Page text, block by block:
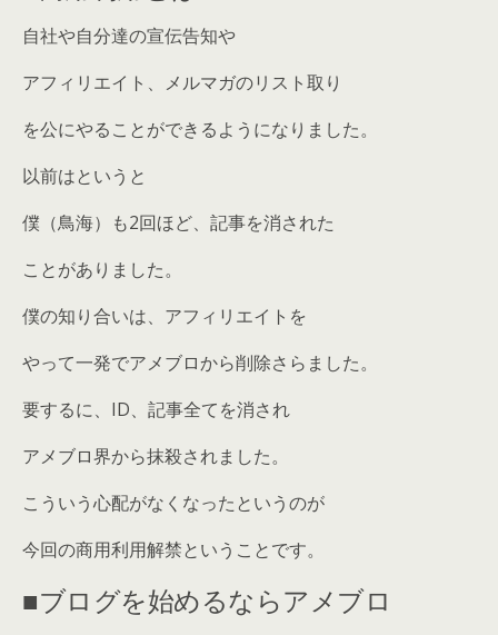
自社や自分達の宣伝告知や
アフィリエイト、メルマガのリスト取り
を公にやることができるようになりました。
以前はというと
僕（鳥海）も2回ほど、記事を消された
ことがありました。
僕の知り合いは、アフィリエイトを
やって一発でアメブロから削除さらました。
要するに、ID、記事全てを消され
アメブロ界から抹殺されました。
こういう心配がなくなったというのが
今回の商用利用解禁ということです。
■ブログを始めるならアメブロ